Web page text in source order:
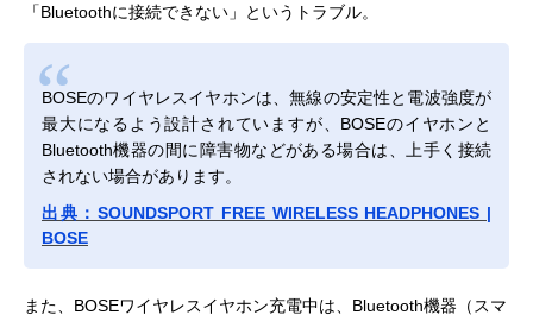
「Bluetoothに接続できない」というトラブル。
BOSEのワイヤレスイヤホンは、無線の安定性と電波強度が
最大になるよう設計されていますが、BOSEのイヤホンと
Bluetooth機器の間に障害物などがある場合は、上手く接続
されない場合があります。
出典：SOUNDSPORT FREE WIRELESS HEADPHONES |
BOSE
また、BOSEワイヤレスイヤホン充電中は、Bluetooth機器（スマ